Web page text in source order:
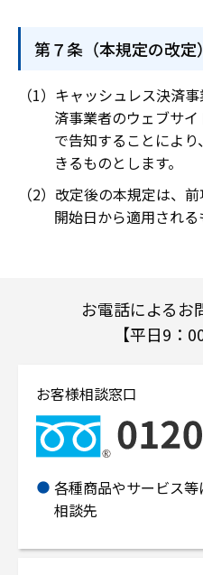
第７条（本規定の改定）
キャッシュレス決済
済事業者のウェブサ
で告知することによ
きるものとします。
改定後の本規定は、
開始日から適用される
お電話によるお
【平日9：
お客様相談窓口
各種商品やサービス等
相談先